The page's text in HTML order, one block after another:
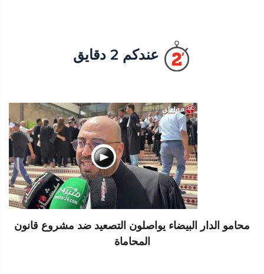
عندكم 2 دقايق
محامو الدار البيضاء يواصلون التصعيد ضد مشروع قانون
المحاماة